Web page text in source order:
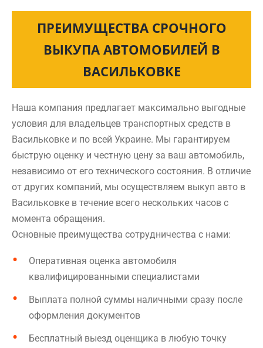
ПРЕИМУЩЕСТВА СРОЧНОГО
ВЫКУПА АВТОМОБИЛЕЙ В
ВАСИЛЬКОВКЕ
Наша компания предлагает максимально выгодные
условия для владельцев транспортных средств в
Васильковке и по всей Украине. Мы гарантируем
быструю оценку и честную цену за ваш автомобиль,
независимо от его технического состояния. В отличие
от других компаний, мы осуществляем выкуп авто в
Васильковке в течение всего нескольких часов с
момента обращения.
Основные преимущества сотрудничества с нами:
Оперативная оценка автомобиля
квалифицированными специалистами
Выплата полной суммы наличными сразу после
оформления документов
Бесплатный выезд оценщика в любую точку